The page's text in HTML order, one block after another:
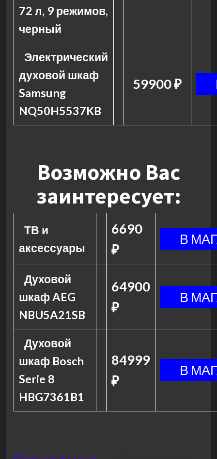
72 л, 9 режимов,
черный
Электрический
духовой шкаф
Samsung
NQ50H5537KB
59900 ₽
Возможно Вас
заинтересует:
ТВ и
аксессуары
6690
₽
Духовой
шкаф AEG
NBU5A21SB
64900
₽
Духовой
шкаф Bosch
Serie 8
HBG7361B1
84999
₽